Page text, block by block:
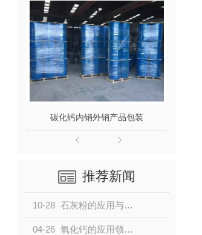
碳化钙内销外销产品包装
推荐新闻
10-28 石灰粉的应用与优点
04-26 氧化钙的应用领域有哪些？